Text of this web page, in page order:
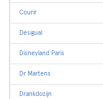
Courir
Desigual
Disneyland Paris
Dr Martens
Drankdozijn